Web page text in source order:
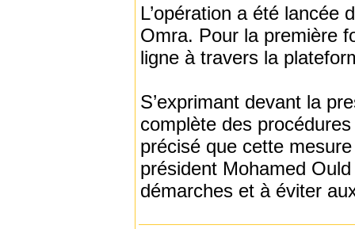
L’opération a été lancée
Omra. Pour la première
ligne à travers la
S’exprimant devant la
complète des
précisé que cette
président Mohamed
démarches et à éviter